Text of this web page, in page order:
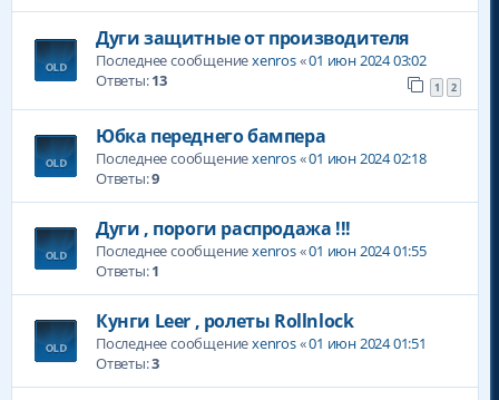
Дуги защитные от производителя
Последнее сообщениеxenros«01 июн 2024 03:02
Ответы:13 1 2
Юбка переднего бампера
Последнее сообщениеxenros«01 июн 2024 02:18
Ответы:9
Дуги , пороги распродажа !!!
Последнее сообщениеxenros«01 июн 2024 01:55
Ответы:1
Кунги Leer , ролеты Rollnlock
Последнее сообщениеxenros«01 июн 2024 01:51
Ответы:3